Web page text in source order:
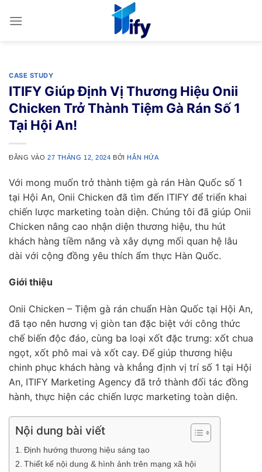
qua
CASE STUDY
ITIFY Giúp Định Vị Thương Hiệu Onii
Chicken Trở Thành Tiệm Gà Rán Số 1
Tại Hội An!
ĐĂNG VÀO27 THÁNG 12, 2024 BỞIHÂN HỨA
Với mong muốn trở thành tiệm gà rán Hàn Quốc số 1
tại Hội An, Onii Chicken đã tìm đến ITIFY để triển khai
chiến lược marketing toàn diện. Chúng tôi đã giúp Onii
Chicken nâng cao nhận diện thương hiệu, thu hút
khách hàng tiềm năng và xây dựng mối quan hệ lâu
dài với cộng đồng yêu thích ẩm thực Hàn Quốc.
Giới thiệu
Onii Chicken – Tiệm gà rán chuẩn Hàn Quốc tại Hội An,
đã tạo nên hương vị giòn tan đặc biệt với công thức
chế biến độc đáo, cùng ba loại xốt đặc trưng: xốt chua
ngọt, xốt phô mai và xốt cay. Để giúp thương hiệu
chinh phục khách hàng và khẳng định vị trí số 1 tại Hội
An, ITIFY Marketing Agency đã trở thành đối tác đồng
hành, thực hiện các chiến lược marketing toàn diện.
Nội dung bài viết
Định hướng thương hiệu sáng tạo
Thiết kế nội dung & hình ảnh trên mạng xã hội